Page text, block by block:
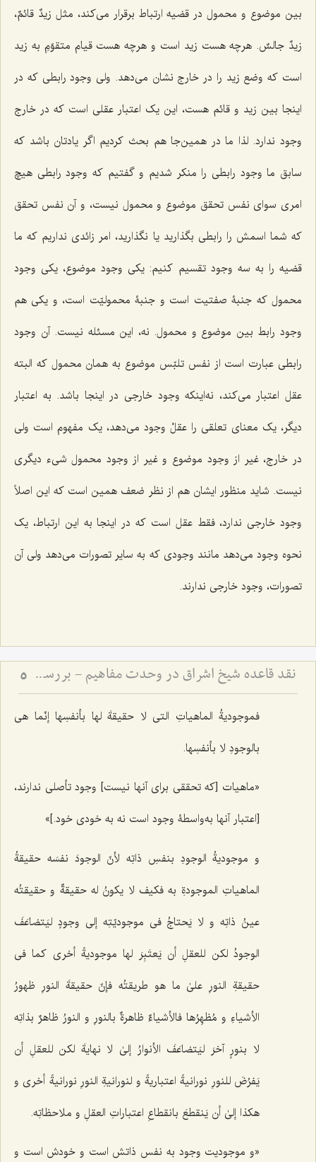
بین موضوع و محمول در قضیه ارتباط برقرار مى‌کند، مثل زیدٌ قائمٌ،
زیدٌ جالسٌ. هرچه هست زید است و هرچه هست قیام متقوّمِ به زید
است که وضع زید را در خارج نشان می‌دهد. ولى وجود رابطى که در
اینجا بین زید و قائم هست، این یک اعتبار عقلى است که در خارج
وجود ندارد. لذا ما در همین‌جا هم بحث کردیم اگر یادتان باشد که
سابق ما وجود رابطى را منکر شدیم و گفتیم که وجود رابطى هیچ
امرى سواى نفس تحقق موضوع و محمول نیست، و آن نفس تحقق
که شما اسمش را رابطى بگذارید یا نگذارید، امر زائدى نداریم که ما
قضیه را به سه وجود تقسیم کنیم: یکى وجود موضوع، یکى وجود
محمول که جنبۀ صفتیت است و جنبۀ محمولیّت است، و یکى هم
وجود رابط بین موضوع و محمول. نه، این مسئله نیست. آن وجود
رابطى عبارت است از نفس تلبّس موضوع به همان محمول که البته
عقل اعتبار مى‌کند، نه‌اینکه وجود خارجى در اینجا باشد. به اعتبار
دیگر، یک معناى تعلقى را عقلْ وجود مى‌دهد، یک مفهوم است ولى
در خارج، غیر از وجود موضوع و غیر از وجود محمول شى‌ء دیگرى
نیست. شاید منظور ایشان هم از نظر ضعف همین است که این اصلاً
وجود خارجى ندارد، فقط عقل است که در اینجا به این ارتباط، یک
نحوه وجود مى‌دهد مانند وجودى که به سایر تصورات می‌دهد ولى آن
تصورات، وجود خارجى ندارند.
نقد قاعده شیخ اشراق در وحدت مفاهیم - بررسی امکان انتزاع مفاهیم متعدد از ذات واحد 5
فموجودیةُ الماهیاتِ التی لا حقیقةَ لها بأنفسِها إنّما هی
بالوجودِ لا بأنفسِها.
«ماهیات [که تحققی برای آنها نیست] وجود تأصلی ندارند،
[اعتبار آنها به‌واسطۀ وجود است نه به خودی خود.]»
و موجودیةُ الوجودِ بنفسِ ذاتِه لأنّ الوجودَ نفسَه حقیقةُ
الماهیاتِ الموجودةِ به فکیف لا یکونُ له حقیقةٌ و حقیقتُه
عینُ ذاتِه و لا یَحتاجُ فی موجودیّتِه إلى وجودٍ لیَتضاعَفَ
الوجودُ لکن للعقلِ أن یَعتَبِرَ لها موجودیةً أخرى کما فی
حقیقةِ النورِ علىٰ ما هو طریقتُه فإنّ حقیقةَ النورِ ظهورُ
الأشیاءِ و مُظهِرُها فالأشیاءٌ ظاهرةٌ بالنورِ و النورُ ظاهرٌ بذاتِه
لا بنورٍ آخرَ لیَتضاعَفَ الأنوارُ إلىٰ لا نهایةَ لکن للعقلِ أن
یَفرُضَ للنورِ نورانیةً اعتباریةً و لنورانیةِ النورِ نورانیةً أخرى و
هکذا إلىٰ أن یَنقطعَ بانقطاعِ اعتباراتِ العقلِ و ملاحظاتِه.
«و موجودیت وجود به نفس ذاتش است و خودش است و